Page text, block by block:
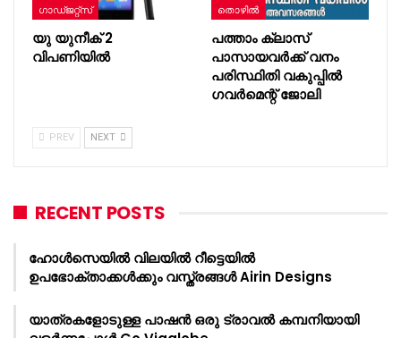
ഗാഡ്ജറ്റ്സ്
യു യുനീക് 2
വിപണിയില്‍
തൊഴിൽ
പത്താം ക്ലാസ്
പാസായവർക്ക് വനം
പരിസ്ഥിതി വകുപ്പിൽ
ഗവർമെന്റ് ജോലി
PREV NEXT
RECENT POSTS
ഹോൾസെയിൽ വിലയിൽ റീട്ടെയിൽ
ഉപഭോക്താക്കൾക്കും വസ്ത്രങ്ങൾ Airin Designs
യാത്രകളോടുള്ള പാഷൻ ഒരു ട്രാവൽ കമ്പനിയായി